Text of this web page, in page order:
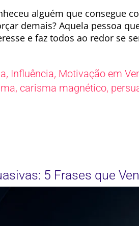
alguém que consegue
demais? Aquela pessoa
e faz todos ao redor se
, Influência, Motivação em
, carisma magnético,
5 Frases que